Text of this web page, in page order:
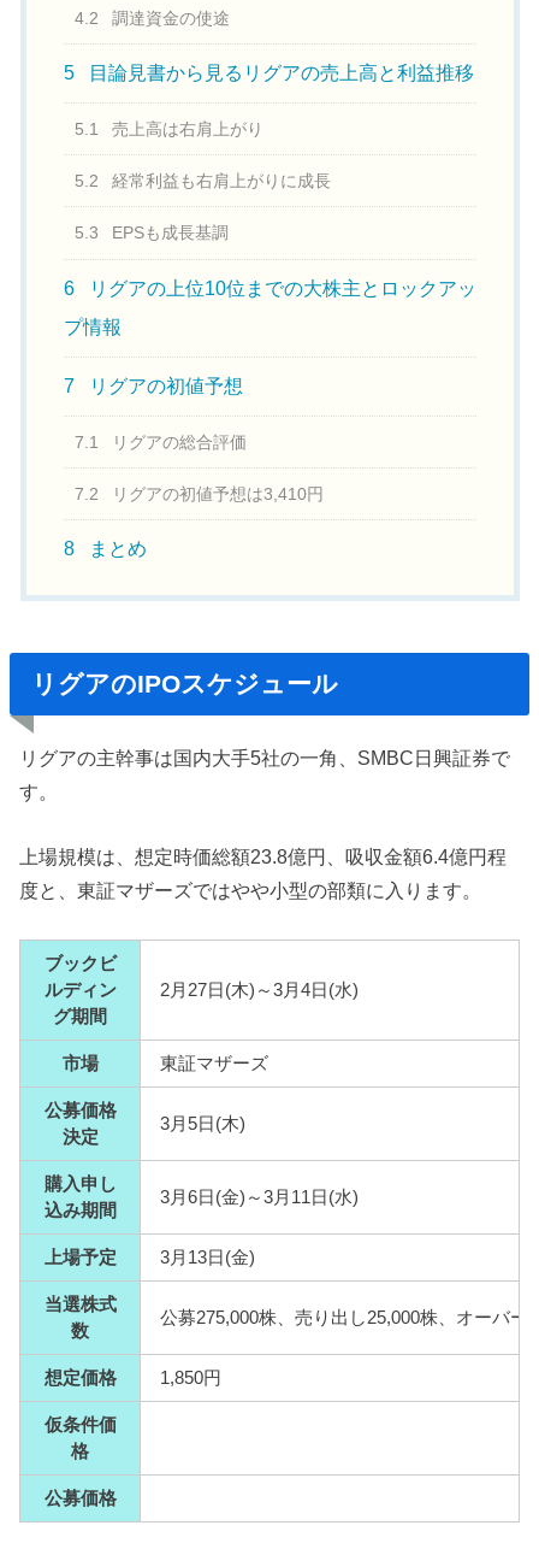
4.2 調達資金の使途
5 目論見書から見るリグアの売上高と利益推移
5.1 売上高は右肩上がり
5.2 経常利益も右肩上がりに成長
5.3 EPSも成長基調
6
リグアの上位10位までの大株主とロックアッ
プ情報
7 リグアの初値予想
7.1 リグアの総合評価
7.2 リグアの初値予想は3,410円
8 まとめ
リグアのIPOスケジュール
リグアの主幹事は国内大手5社の一角、SMBC日興証券で
す。
上場規模は、想定時価総額23.8億円、吸収金額6.4億円程
度と、東証マザーズではやや小型の部類に入ります。
ブックビ
ルディン
グ期間
2月27日(木)～3月4日(水)
市場 東証マザーズ
公募価格
決定
3月5日(木)
購入申し
込み期間
3月6日(金)～3月11日(水)
上場予定 3月13日(金)
当選株式
数
公募275,000株、売り出し25,000株、オーバー
想定価格 1,850円
仮条件価
格
公募価格